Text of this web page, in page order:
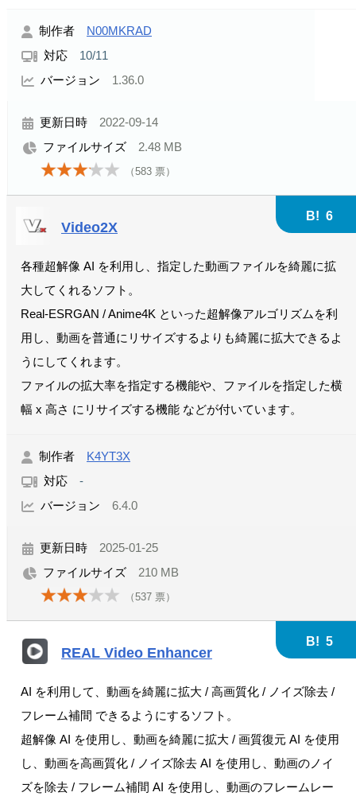
制作者 N00MKRAD
対応 10/11
バージョン 1.36.0
更新日時 2022-09-14
ファイルサイズ 2.48 MB
（583 票）
Video2X
B! 6
各種超解像 AI を利用し、指定した動画ファイルを綺麗に拡
大してくれるソフト。
Real-ESRGAN / Anime4K といった超解像アルゴリズムを利
用し、動画を普通にリサイズするよりも綺麗に拡大できるよ
うにしてくれます。
ファイルの拡大率を指定する機能や、ファイルを指定した横
幅 x 高さ にリサイズする機能 などが付いています。
制作者 K4YT3X
対応 -
バージョン 6.4.0
更新日時 2025-01-25
ファイルサイズ 210 MB
（537 票）
REAL Video Enhancer
B! 5
AI を利用して、動画を綺麗に拡大 / 高画質化 / ノイズ除去 /
フレーム補間 できるようにするソフト。
超解像 AI を使用し、動画を綺麗に拡大 / 画質復元 AI を使用
し、動画を高画質化 / ノイズ除去 AI を使用し、動画のノイ
ズを除去 / フレーム補間 AI を使用し、動画のフレームレー